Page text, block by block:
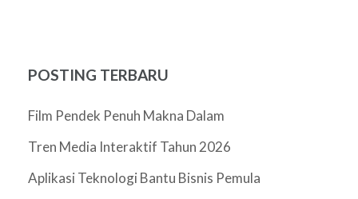
POSTING TERBARU
Film Pendek Penuh Makna Dalam
Tren Media Interaktif Tahun 2026
Aplikasi Teknologi Bantu Bisnis Pemula